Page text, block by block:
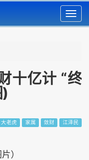
十亿计 “终
大老虎 家属 敛财 江泽民
）